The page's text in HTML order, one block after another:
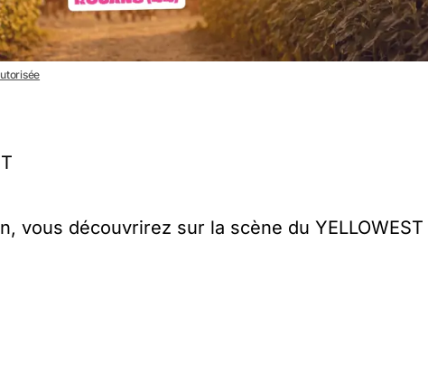
vous découvrirez sur la scène du YELLOWEST